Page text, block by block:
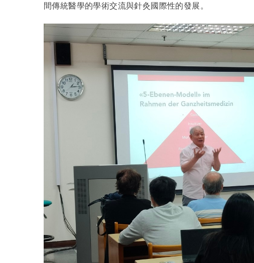
間傳統醫學的學術交流與針灸國際性的發展。